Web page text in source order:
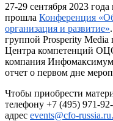
27-29 сентября 2023
прошла Конференция
организация и развитие»
группой Prosperity Media
Центра компетенций
компания
отчет о первом дне
Чтобы приобрести
телефону +7 (495) 971-
адрес events@cfo-russia.ru.